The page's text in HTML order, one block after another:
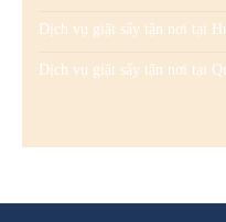
Dịch vụ giặt sấy tận nơi tại
Dịch vụ giặt sấy tận nơi tại